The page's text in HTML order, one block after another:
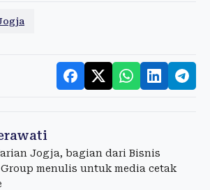
Jogja, bagian dari Bisnis
menulis untuk media cetak